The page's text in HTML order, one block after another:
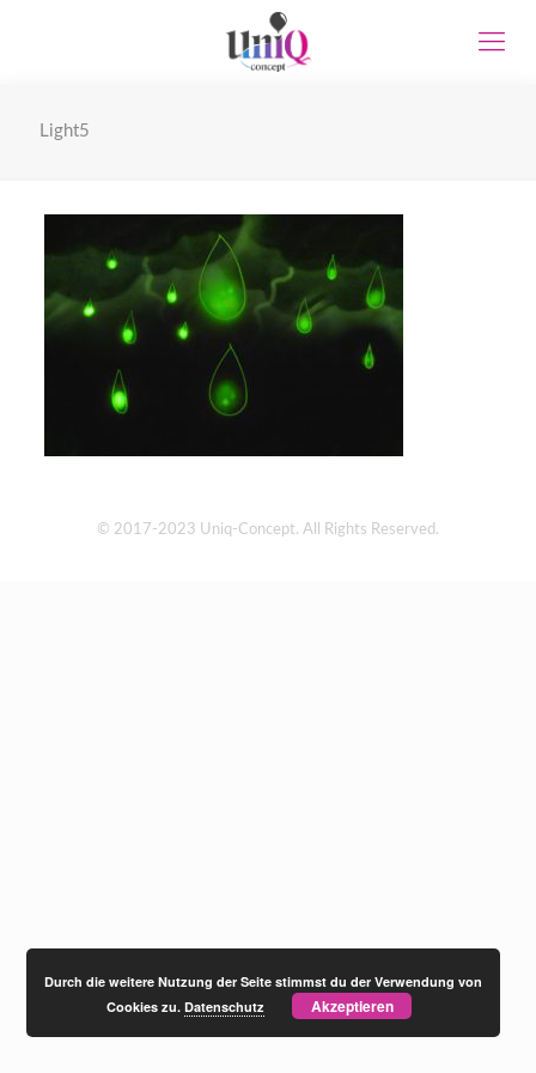
Light5
© 2017-2023 Uniq-Concept. All Rights Reserved.
Durch die weitere Nutzung der Seite stimmst du der Verwendung von
Cookies zu.Datenschutz Akzeptieren